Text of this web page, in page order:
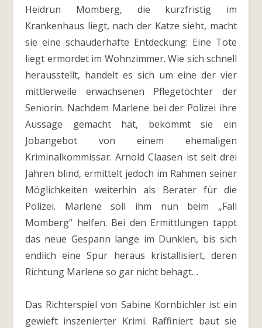
Heidrun Momberg, die kurzfristig im
Krankenhaus liegt, nach der Katze sieht, macht
sie eine schauderhafte Entdeckung: Eine Tote
liegt ermordet im Wohnzimmer. Wie sich schnell
herausstellt, handelt es sich um eine der vier
mittlerweile erwachsenen Pflegetöchter der
Seniorin. Nachdem Marlene bei der Polizei ihre
Aussage gemacht hat, bekommt sie ein
Jobangebot von einem ehemaligen
Kriminalkommissar. Arnold Claasen ist seit drei
Jahren blind, ermittelt jedoch im Rahmen seiner
Möglichkeiten weiterhin als Berater für die
Polizei. Marlene soll ihm nun beim „Fall
Momberg“ helfen. Bei den Ermittlungen tappt
das neue Gespann lange im Dunklen, bis sich
endlich eine Spur heraus kristallisiert, deren
Richtung Marlene so gar nicht behagt…
Das Richterspiel von Sabine Kornbichler ist ein
gewieft inszenierter Krimi. Raffiniert baut sie